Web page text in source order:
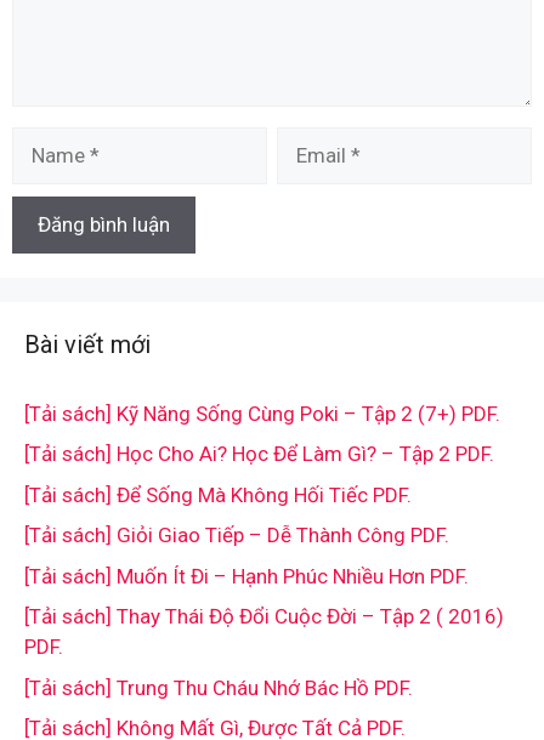
Bài viết mới
[Tải sách] Kỹ Năng Sống Cùng Poki – Tập 2 (7+) PDF.
[Tải sách] Học Cho Ai? Học Để Làm Gì? – Tập 2 PDF.
[Tải sách] Để Sống Mà Không Hối Tiếc PDF.
[Tải sách] Giỏi Giao Tiếp – Dễ Thành Công PDF.
[Tải sách] Muốn Ít Đi – Hạnh Phúc Nhiều Hơn PDF.
[Tải sách] Thay Thái Độ Đổi Cuộc Đời – Tập 2 ( 2016)
PDF.
[Tải sách] Trung Thu Cháu Nhớ Bác Hồ PDF.
[Tải sách] Không Mất Gì, Được Tất Cả PDF.